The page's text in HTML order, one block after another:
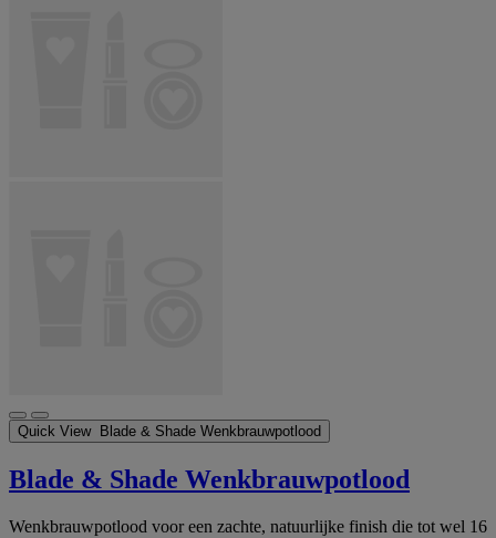
Quick View Blade & Shade Wenkbrauwpotlood
Blade & Shade Wenkbrauwpotlood
Wenkbrauwpotlood voor een zachte, natuurlijke finish die tot wel 16